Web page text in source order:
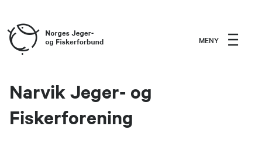
MENY
Narvik Jeger- og
Fiskerforening